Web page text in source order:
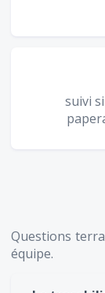
suivi
Questions
équipe.